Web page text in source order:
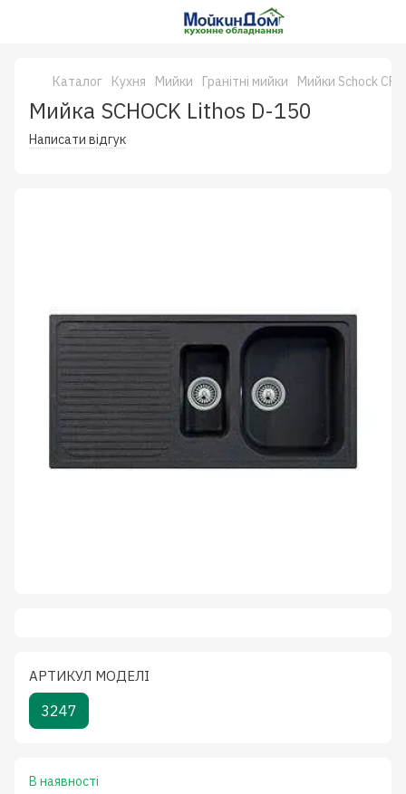
Каталог Кухня Мийки Гранітні мийки Мийки Schock
Мийка SCHOCK Lithos D-150
Написати відгук
АРТИКУЛ МОДЕЛІ
3247
В наявності